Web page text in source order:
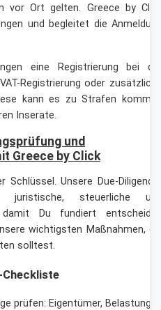
vor Ort gelten. Greece by
und begleitet die
eine Registrierung bei
Registrierung oder
kann es zu Strafen
Inserate.
und
Greece by Click
Unsere Due-
juristische, steuerliche
damit Du fundiert
wichtigsten Maßnahmen,
solltest.
Checkliste
prüfen: Eigentümer,